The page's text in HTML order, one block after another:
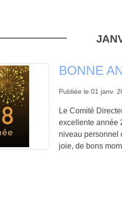
BONNE
Publiée le01 janv.
Le Comité
excellente année
niveau personnel
joie, de bons